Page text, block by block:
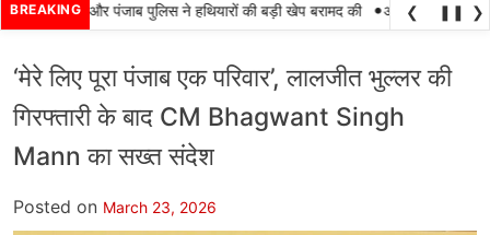
BREAKINGBSF और पंजाब पुलिस ने हथियारों की बड़ी खेप बरामद की • अमन अरोड़ा ने
❮ ❚❚ ❯
‘मेरे लिए पूरा पंजाब एक परिवार’, लालजीत भुल्लर की
गिरफ्तारी के बाद CM Bhagwant Singh
Mann का सख्त संदेश
Posted on March 23, 2026